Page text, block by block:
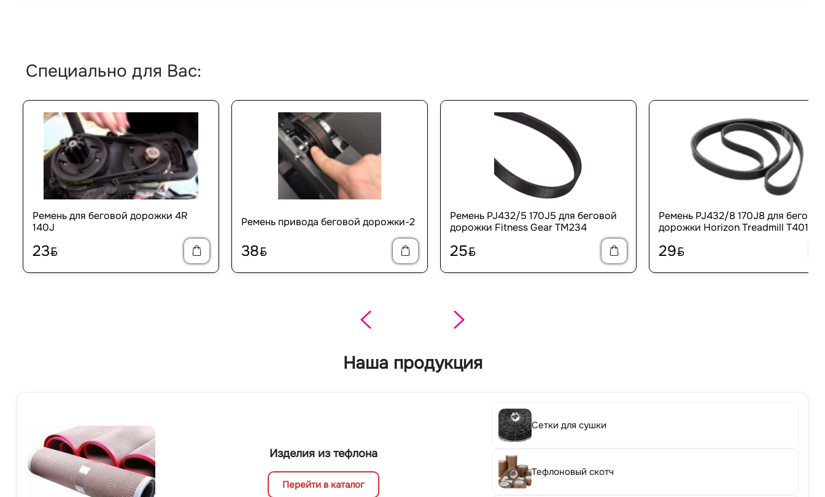
Специально для Вас:
Ремень для беговой дорожки 4R
140J
23BYN
Ремень привода беговой дорожки-2
38BYN
Ремень PJ432/5 170J5 для беговой
дорожки Fitness Gear TM234
25BYN
Ремень PJ432/8 170J8 для беговой
дорожки Horizon Treadmill T401
29BYN
Наша продукция
Изделия из тефлона
Перейти в каталог
Сетки для сушки
Тефлоновый скотч